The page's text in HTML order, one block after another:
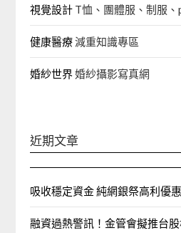
視覺設計 T恤、團體服、制服
健康醫療減重知識專區
婚紗世界婚紗攝影寫真網
近期文章
吸收穩定資金 純網銀祭高利優
融資過熱警訊！金管會擬推台